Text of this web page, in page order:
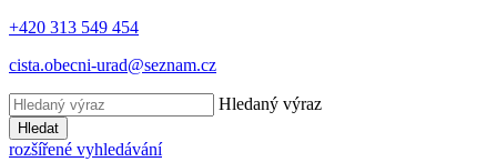
+420 313 549 454
cista.obecni-urad@seznam.cz
Hledaný výraz
Hledat
rozšířené vyhledávání